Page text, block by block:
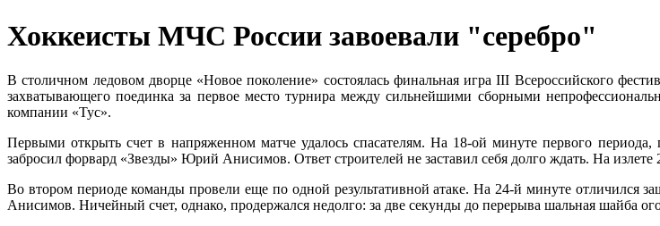
Хоккеисты МЧС России завоевали "серебро"
В столичном ледовом дворце «Новое поколение» состоялась финальная игра III Всероссийского
захватывающего поединка за первое место турнира между сильнейшими сборными
компании «Тус».
Первыми открыть счет в напряженном матче удалось спасателям. На 18-ой минуте первого
забросил форвард «Звезды» Юрий Анисимов. Ответ строителей не заставил себя долго ждать. На
Во втором периоде команды провели еще по одной результативной атаке. На 24-й минуте
Анисимов. Ничейный счет, однако, продержался недолго: за две секунды до перерыва шальная шайба